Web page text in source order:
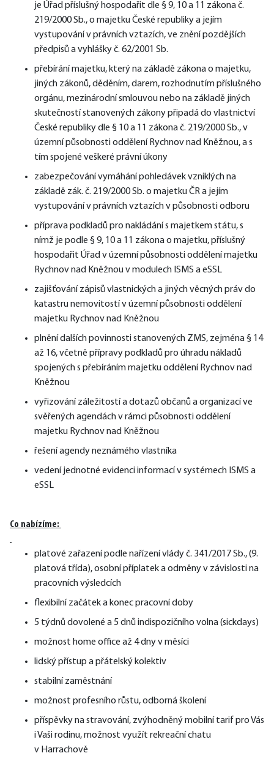
je Úřad příslušný hospodařit dle § 9, 10 a 11 zákona č.
219/2000 Sb., o majetku České republiky a jejím
vystupování v právních vztazích, ve znění pozdějších
předpisů a vyhlášky č. 62/2001 Sb.
přebírání majetku, který na základě zákona o majetku,
jiných zákonů, děděním, darem, rozhodnutím příslušného
orgánu, mezinárodní smlouvou nebo na základě jiných
skutečností stanovených zákony připadá do vlastnictví
České republiky dle § 10 a 11 zákona č. 219/2000 Sb., v
územní působnosti oddělení Rychnov nad Kněžnou, a s
tím spojené veškeré právní úkony
zabezpečování vymáhání pohledávek vzniklých na
základě zák. č. 219/2000 Sb. o majetku ČR a jejím
vystupování v právních vztazích v působnosti odboru
příprava podkladů pro nakládání s majetkem státu, s
nímž je podle § 9, 10 a 11 zákona o majetku, příslušný
hospodařit Úřad v územní působnosti oddělení majetku
Rychnov nad Kněžnou v modulech ISMS a eSSL
zajišťování zápisů vlastnických a jiných věcných práv do
katastru nemovitostí v územní působnosti oddělení
majetku Rychnov nad Kněžnou
plnění dalších povinnosti stanovených ZMS, zejména § 14
až 16, včetně přípravy podkladů pro úhradu nákladů
spojených s přebíráním majetku oddělení Rychnov nad
Kněžnou
vyřizování záležitostí a dotazů občanů a organizací ve
svěřených agendách v rámci působnosti oddělení
majetku Rychnov nad Kněžnou
řešení agendy neznámého vlastníka
vedení jednotné evidenci informací v systémech ISMS a
eSSL
Co nabízíme:
platové zařazení podle nařízení vlády č. 341/2017 Sb., (9.
platová třída), osobní příplatek a odměny v závislosti na
pracovních výsledcích
flexibilní začátek a konec pracovní doby
5 týdnů dovolené a 5 dnů indispozičního volna (sickdays)
možnost home office až 4 dny v měsíci
lidský přístup a přátelský kolektiv
stabilní zaměstnání
možnost profesního růstu, odborná školení
příspěvky na stravování, zvýhodněný mobilní tarif pro Vás
i Vaši rodinu, možnost využít rekreační chatu
v Harrachově